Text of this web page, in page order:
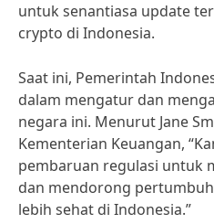
untuk senantiasa update
crypto di Indonesia.
Saat ini, Pemerintah
dalam mengatur dan
negara ini. Menurut Jane
Kementerian Keuangan,
pembaruan regulasi untuk
dan mendorong
lebih sehat di Indonesia.”